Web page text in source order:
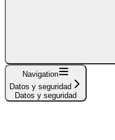
Navigation
Datos y seguridad
Datos y seguridad